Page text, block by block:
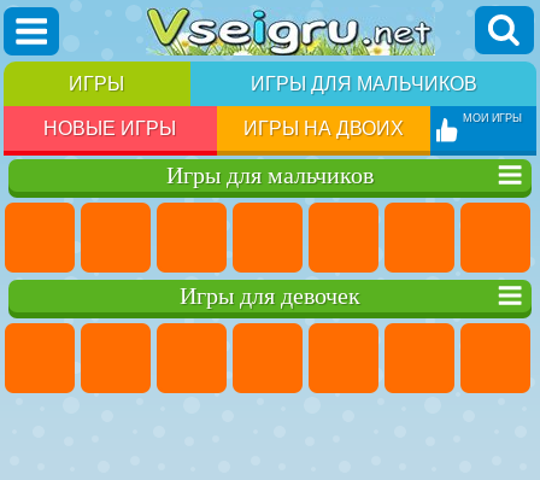
ИГРЫ ИГРЫ ДЛЯ МАЛЬЧИКОВ
НОВЫЕ ИГРЫ ИГРЫ НА ДВОИХ МОИ ИГРЫ
Игры для мальчиков
Игры для девочек